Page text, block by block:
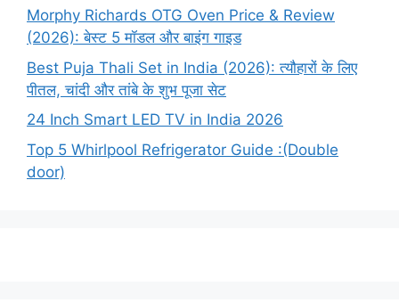
Morphy Richards OTG Oven Price & Review
(2026): बेस्ट 5 मॉडल और बाइंग गाइड
Best Puja Thali Set in India (2026): त्यौहारों के लिए
पीतल, चांदी और तांबे के शुभ पूजा सेट
24 Inch Smart LED TV in India 2026
Top 5 Whirlpool Refrigerator Guide :(Double
door)